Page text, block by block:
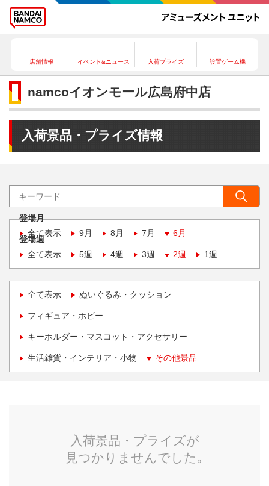
店舗情報 イベント&ニュース 入荷プライズ 設置ゲーム機
namcoイオンモール広島府中店
入荷景品・プライズ情報
登場月
全て表示
9月 8月 7月 6月
登場週
全て表示
5週 4週 3週 2週 1週
全て表示 ぬいぐるみ・クッション
フィギュア・ホビー
キーホルダー・マスコット・アクセサリー
生活雑貨・インテリア・小物 その他景品